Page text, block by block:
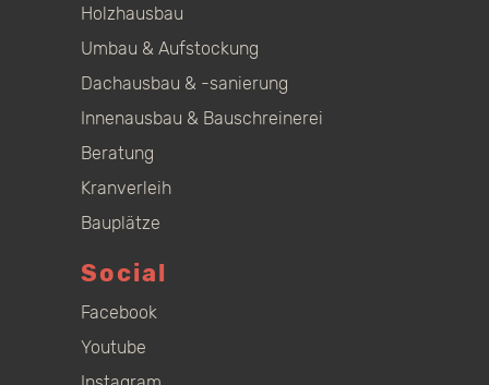
Holzhausbau
Umbau & Aufstockung
Dachausbau & -sanierung
Innenausbau & Bauschreinerei
Beratung
Kranverleih
Bauplätze
Social
Facebook
Youtube